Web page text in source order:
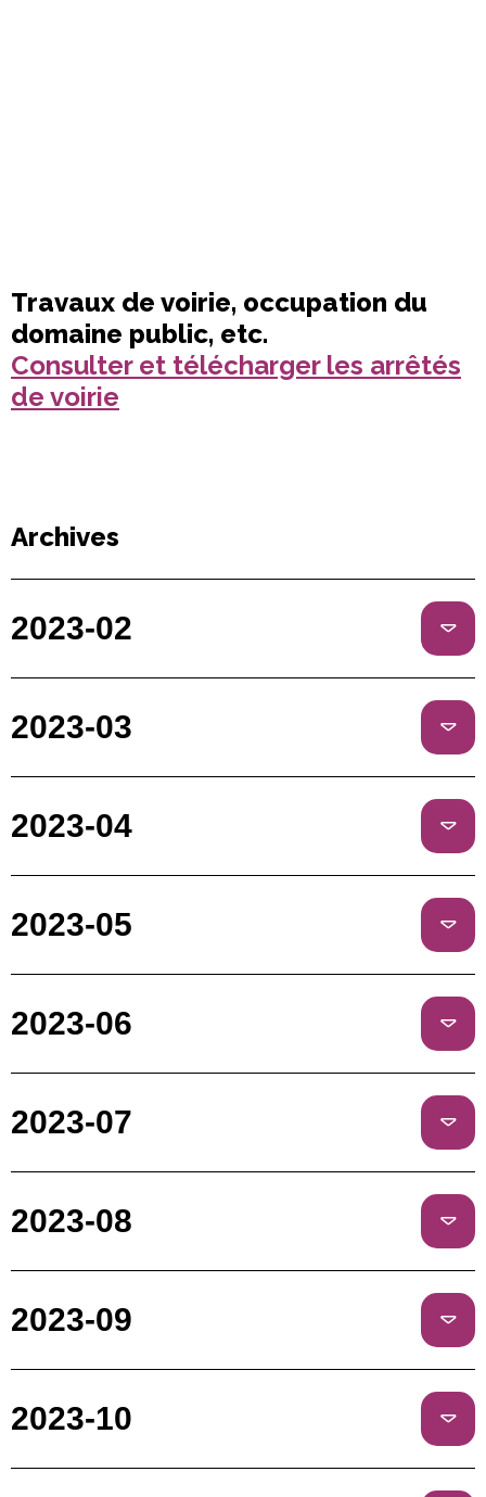
Travaux de voirie, occupation du
domaine public, etc.
Consulter et télécharger les arrêtés
de voirie
Archives
2023-02
2023-03
2023-04
2023-05
2023-06
2023-07
2023-08
2023-09
2023-10